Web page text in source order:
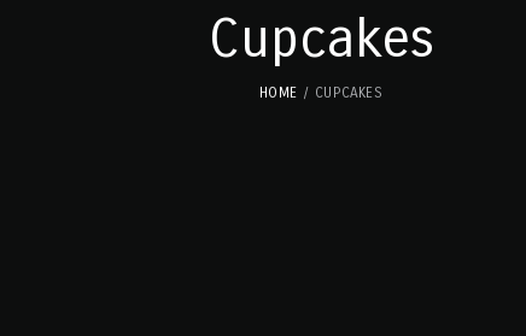
Cupcakes
HOME CUPCAKES